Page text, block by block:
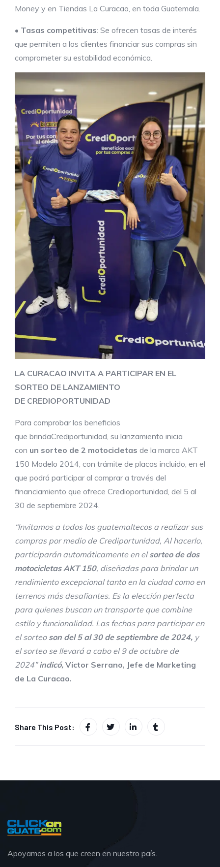
Money y en Tiendas La Curacao, en toda Guatemala.
• Tasas competitivas: Se ofrecen tasas de interés
que permiten a los clientes financiar sus compras sin
comprometer su estabilidad económica.
LA CURACAO INVITA A PARTICIPAR EN EL
SORTEO DE LANZAMIENTO
DE CREDIOPORTUNIDAD
Para comprobar los beneficios
que brindaCrediportunidad, su lanzamiento inicia
con un sorteo de 2 motocicletas de la marca AKT
150 Modelo 2014, con trámite de placas incluido, en el
que podrá participar al comprar a través del
financiamiento que ofrece Credioportunidad, del 5 al
30 de septiembre 2024.
“Invitamos a todoslos guatemaltecos arealizar sus
compraspor medio de Crediportunidad, Al hacerlo,
participarán automáticamente en elsorteo de dos
motocicletas AKT 150, diseñadas para brindar un
rendimiento excepcional tanto en la ciudad como en
terrenos más desafiantes. Es la elección perfecta
para quienes buscan un transporte que combine
estilo y funcionalidad. Las fechas para participar en
el sorteo son del 5 al 30 de septiembre de 2024, y
el sorteo se llevará a cabo el 9 de octubre de
2024”indicó, Víctor Serrano, Jefe de Marketing
de La Curacao.
Share This Post:
Apoyamos a los que creen en nuestro país.